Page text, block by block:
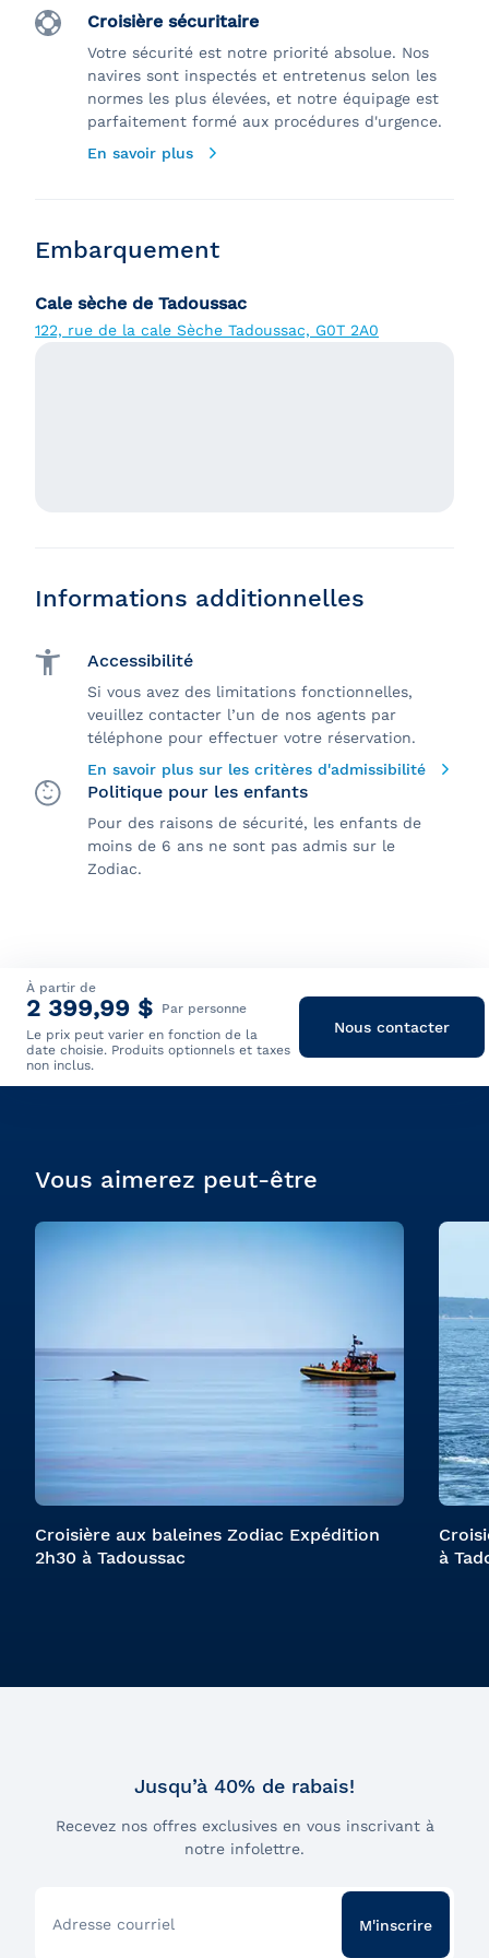
Croisière sécuritaire
Votre sécurité est notre priorité absolue. Nos
navires sont inspectés et entretenus selon les
normes les plus élevées, et notre équipage est
parfaitement formé aux procédures d'urgence.
En savoir plus
Embarquement
Cale sèche de Tadoussac
122, rue de la cale Sèche Tadoussac, G0T 2A0
Informations additionnelles
Accessibilité
Si vous avez des limitations fonctionnelles,
veuillez contacter l’un de nos agents par
téléphone pour effectuer votre réservation.
En savoir plus sur les critères d'admissibilité
Politique pour les enfants
Pour des raisons de sécurité, les enfants de
moins de 6 ans ne sont pas admis sur le
Zodiac.
À partir de
2 399,99 $
Par personne
Le prix peut varier en fonction de la
date choisie. Produits optionnels et taxes
non inclus.
Nous contacter
Vous aimerez peut-être
Croisière aux baleines Zodiac Expédition
2h30 à Tadoussac
à
Jusqu’à 40% de rabais!
Recevez nos offres exclusives en vous inscrivant à
notre infolettre.
Adresse courriel M'inscrire